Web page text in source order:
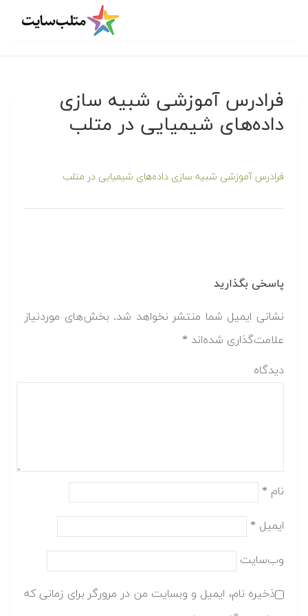
فرادرس آموزشی شبیه سازی
داده‌های شیمیایی در متلب
فرادرس آموزشی شبیه سازی داده‌های شیمیایی در متلب
پاسخی بگذارید
نشانی ایمیل شما منتشر نخواهد شد. بخش‌های موردنیاز
علامت‌گذاری شده‌اند *
دیدگاه
نام *
ایمیل *
وب‌سایت
ذخیره نام، ایمیل و وبسایت من در مرورگر برای زمانی که